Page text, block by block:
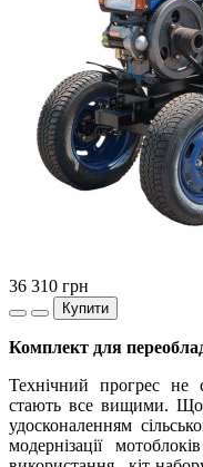
36 310 грн
Купити
Комплект для
Технічний прогрес не
стають все вищими.
удосконаленням
модернізації